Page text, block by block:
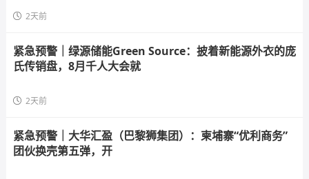
2天前
紧急预警｜绿源储能Green Source：披着新能源外衣的庞
氏传销盘，8月千人大会就
2天前
紧急预警｜大华汇盈（巴黎狮集团）：柬埔寨“优利商务”
团伙换壳第五弹，开